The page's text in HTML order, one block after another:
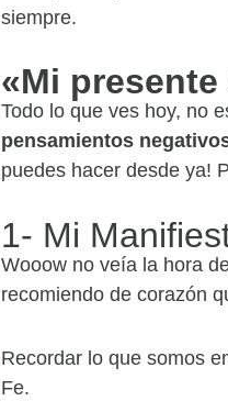
siempre.
«Mi
Todo lo que ves hoy, no
pensamientos
puedes hacer desde ya!
1- Mi
Wooow no veía la hora
recomiendo de corazón
Recordar lo que somos
Fe.